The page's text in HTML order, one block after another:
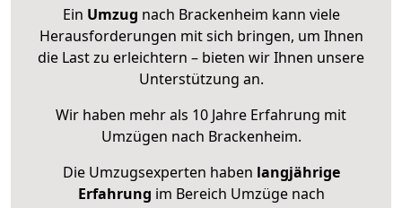
Ein Umzug nach Brackenheim kann viele
Herausforderungen mit sich bringen, um Ihnen
die Last zu erleichtern – bieten wir Ihnen unsere
Unterstützung an.
Wir haben mehr als 10 Jahre Erfahrung mit
Umzügen nach Brackenheim.
Die Umzugsexperten haben langjährige
Erfahrung im Bereich Umzüge nach